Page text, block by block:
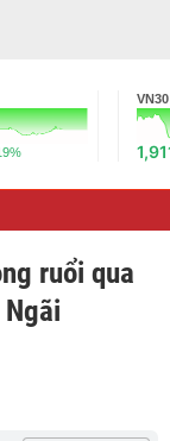
VN30
ruổi qua